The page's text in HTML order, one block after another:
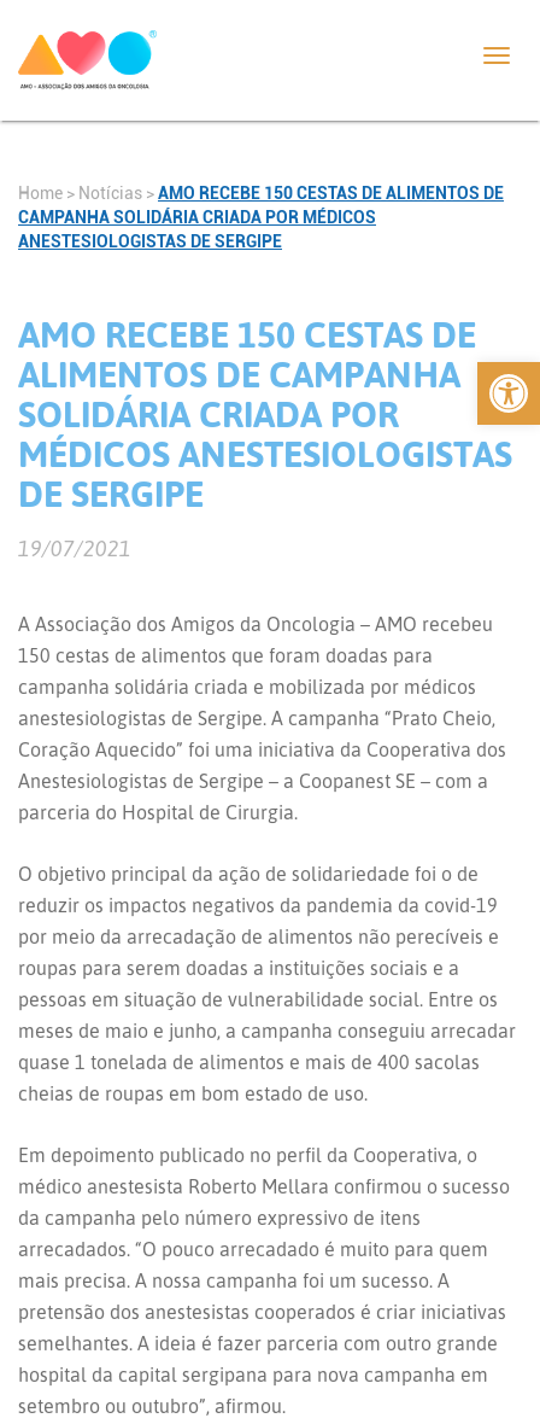
Abrir
Home > Notícias >AMO RECEBE 150 CESTAS DE ALIMENTOS DE
CAMPANHA SOLIDÁRIA CRIADA POR MÉDICOS
ANESTESIOLOGISTAS DE SERGIPE
AMO RECEBE 150 CESTAS DE
ALIMENTOS DE CAMPANHA
SOLIDÁRIA CRIADA POR
MÉDICOS ANESTESIOLOGISTAS
DE SERGIPE
19/07/2021
A Associação dos Amigos da Oncologia – AMO recebeu
150 cestas de alimentos que foram doadas para
campanha solidária criada e mobilizada por médicos
anestesiologistas de Sergipe. A campanha “Prato Cheio,
Coração Aquecido” foi uma iniciativa da Cooperativa dos
Anestesiologistas de Sergipe – a Coopanest SE – com a
parceria do Hospital de Cirurgia.
O objetivo principal da ação de solidariedade foi o de
reduzir os impactos negativos da pandemia da covid-19
por meio da arrecadação de alimentos não perecíveis e
roupas para serem doadas a instituições sociais e a
pessoas em situação de vulnerabilidade social. Entre os
meses de maio e junho, a campanha conseguiu arrecadar
quase 1 tonelada de alimentos e mais de 400 sacolas
cheias de roupas em bom estado de uso.
Em depoimento publicado no perfil da Cooperativa, o
médico anestesista Roberto Mellara confirmou o sucesso
da campanha pelo número expressivo de itens
arrecadados. “O pouco arrecadado é muito para quem
mais precisa. A nossa campanha foi um sucesso. A
pretensão dos anestesistas cooperados é criar iniciativas
semelhantes. A ideia é fazer parceria com outro grande
hospital da capital sergipana para nova campanha em
setembro ou outubro”, afirmou.